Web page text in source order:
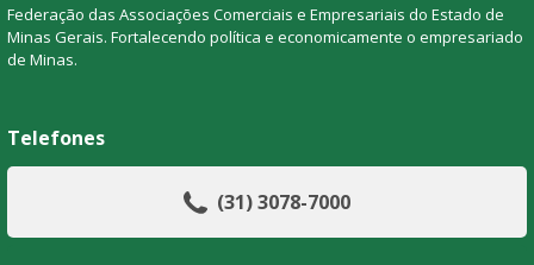
Federação das Associações Comerciais e Empresariais do Estado de
Minas Gerais. Fortalecendo política e economicamente o empresariado
de Minas.
Telefones
(31) 3078-7000